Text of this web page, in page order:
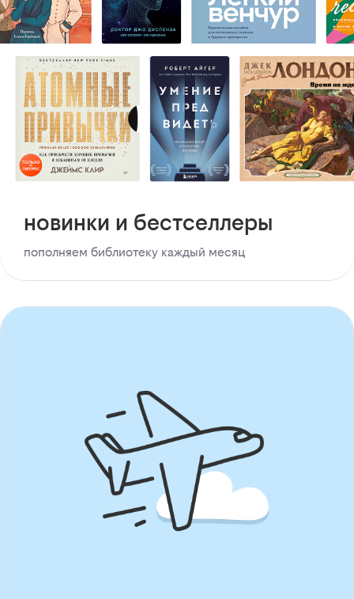
новинки и бестселлеры
пополняем библиотеку каждый месяц